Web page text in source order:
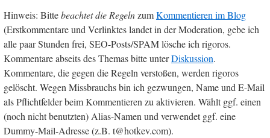
Hinweis: Bittebeachtet die RegelnzumKommentieren im Blog
(Erstkommentare und Verlinktes landet in der Moderation, gebe ich
alle paar Stunden frei, SEO-Posts/SPAM lösche ich rigoros.
Kommentare abseits des Themas bitte unterDiskussion.
Kommentare, die gegen die Regeln verstoßen, werden rigoros
gelöscht. Wegen Missbrauchs bin ich gezwungen, Name und E-Mail
als Pflichtfelder beim Kommentieren zu aktivieren. Wählt ggf. einen
(noch nicht benutzten) Alias-Namen und verwendet ggf. eine
Dummy-Mail-Adresse (z.B. t@hotkev.com).